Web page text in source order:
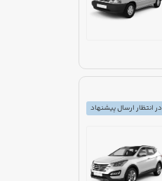
در انتظار ارسال پیشنهاد